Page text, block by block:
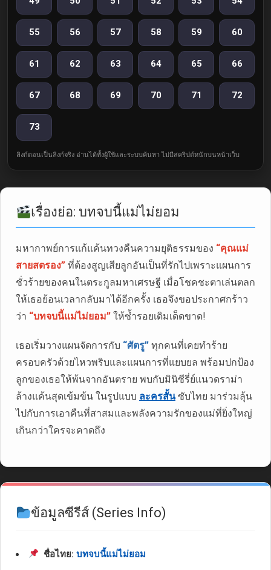
55 56 57 58 59 60
61 62 63 64 65 66
67 68 69 70 71 72
73
ลิงก์ตอนเป็นลิงก์จริง อ่านได้ทั้งผู้ใช้และระบบค้นหา ไม่มีสคริปต์หนักบนหน้าเว็บ
เรื่องย่อ: บทจบนี้แม่ไม่ยอม
มหากาพย์การแก้แค้นทวงคืนความยุติธรรมของ “คุณแม่
สายสตรอง” ที่ต้องสูญเสียลูกอันเป็นที่รักไปเพราะแผนการ
ชั่วร้ายของคนในตระกูลมหาเศรษฐี เมื่อโชคชะตาเล่นตลก
ให้เธอย้อนเวลากลับมาได้อีกครั้ง เธอจึงขอประกาศกร้าว
ว่า “บทจบนี้แม่ไม่ยอม” ให้ซ้ำรอยเดิมเด็ดขาด!
เธอเริ่มวางแผนจัดการกับ “ศัตรู” ทุกคนที่เคยทำร้าย
ครอบครัวด้วยไหวพริบและแผนการที่แยบยล พร้อมปกป้อง
ลูกของเธอให้พ้นจากอันตราย พบกับมินิซีรี่ย์แนวดราม่า
ล้างแค้นสุดเข้มข้น ในรูปแบบ ละครสั้นซับไทย มาร่วมลุ้น
ไปกับการเอาคืนที่สาสมและพลังความรักของแม่ที่ยิ่งใหญ่
เกินกว่าใครจะคาดถึง
ข้อมูลซีรีส์ (Series Info)
ชื่อไทย: บทจบนี้แม่ไม่ยอม